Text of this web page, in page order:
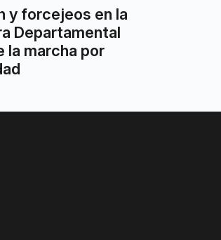
y forcejeos en la
Departamental
la marcha por